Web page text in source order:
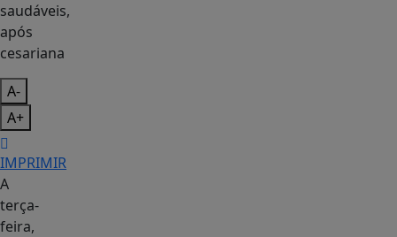
saudáveis,
após
cesariana
A-
A+
IMPRIMIR
A
terça-
feira,